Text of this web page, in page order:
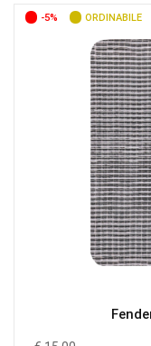
-5% ORDINABILE